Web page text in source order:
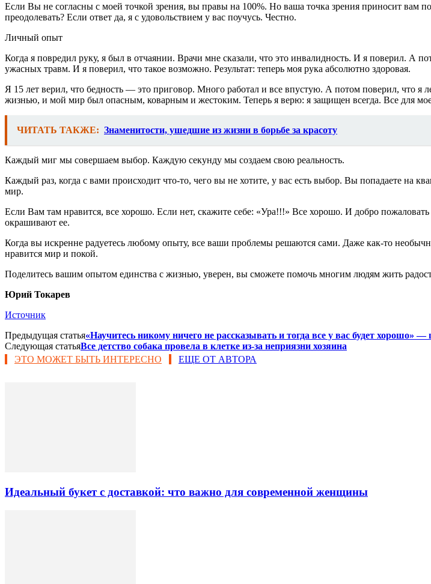
Если Вы не согласны с моей точкой зрения, вы правы на 100%. Но ваша точка зрения приносит вам
преодолевать? Если ответ да, я с удовольствием у вас поучусь. Честно.
Личный опыт
Когда я повредил руку, я был в отчаянии. Врачи мне сказали, что это инвалидность. И я поверил. А
ужасных травм. И я поверил, что такое возможно. Результат: теперь моя рука абсолютно здоровая.
Я 15 лет верил, что бедность — это приговор. Много работал и все впустую. А потом поверил, что я
жизнью, и мой мир был опасным, коварным и жестоким. Теперь я верю: я защищен всегда. Все для
ЧИТАТЬ ТАКЖЕ: Знаменитости, ушедшие из жизни в борьбе за красоту
Каждый миг мы совершаем выбор. Каждую секунду мы создаем свою реальность.
Каждый раз, когда с вами происходит что-то, чего вы не хотите, у вас есть выбор. Вы попадаете на
мир.
Если Вам там нравится, все хорошо. Если нет, скажите себе: «Ура!!!» Все хорошо. И добро
окрашивают ее.
Когда вы искренне радуетесь любому опыту, все ваши проблемы решаются сами. Даже как-то
нравится мир и покой.
Поделитесь вашим опытом единства с жизнью, уверен, вы сможете помочь многим людям жить
Юрий Токарев
Источник
Предыдущая статья«Научитесь никому ничего не рассказывать и тогда все у вас будет хорошо»
Следующая статьяВсе детство собака провела в клетке из-за неприязни хозяина
ЭТО МОЖЕТ БЫТЬ ИНТЕРЕСНО
ЕЩЕ ОТ АВТОРА
Идеальный букет с доставкой: что важно для современной женщины